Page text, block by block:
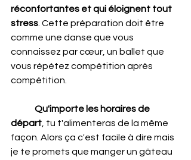
réconfortantes et qui éloignent tout
stress . Cette préparation doit être
comme une danse que vous
connaissez par cœur, un ballet que
vous répétez compétition après
compétition.
Qu'importe les horaires de
départ , tu t'alimenteras de la même
façon. Alors ça c'est facile à dire mais
je te promets que manger un gâteau